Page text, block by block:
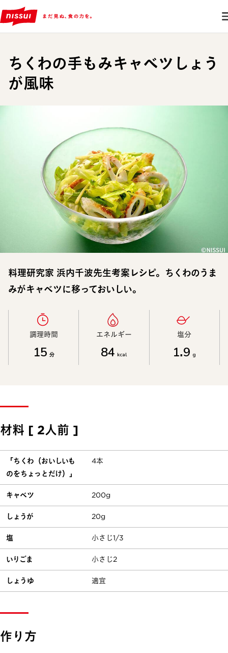
ちくわの手もみキャベツしょう
が風味
料理研究家 浜内千波先生考案レシピ。ちくわのうま
みがキャベツに移っておいしい。
調理時間​
15 分
エネルギー​
84 kcal
塩分​
1.9 g
材料 [ 2人前 ]
「ちくわ（おいしいも
のをちょっとだけ）」
4本
キャベツ 200g
しょうが 20g
塩 小さじ1/3
いりごま 小さじ2
しょうゆ 適宜
作り方